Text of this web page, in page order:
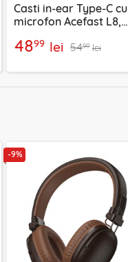
Casti in-ear Type-C cu
microfon Acefast L8,
4899 lei 5499 lei
-9%